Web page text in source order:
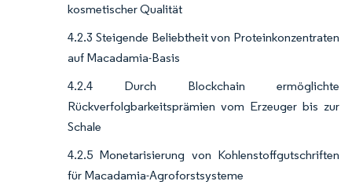
kosmetischer Qualität
4.2.3 Steigende Beliebtheit von Proteinkonzentraten
auf Macadamia-Basis
4.2.4 Durch Blockchain ermöglichte
Rückverfolgbarkeitsprämien vom Erzeuger bis zur
Schale
4.2.5 Monetarisierung von Kohlenstoffgutschriften
für Macadamia-Agroforstsysteme